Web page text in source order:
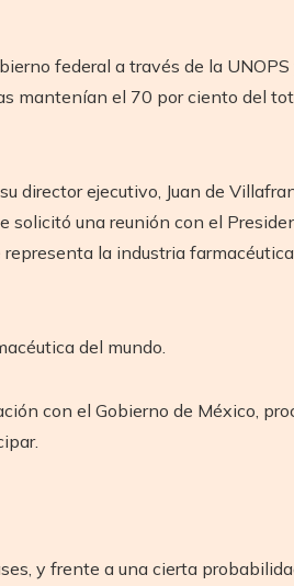
federal a través de la UNOPS
mantenían el 70 por ciento del
director ejecutivo, Juan de
solicitó una reunión con el
la industria farmacéutica
del mundo.
con el Gobierno de México,
y frente a una cierta